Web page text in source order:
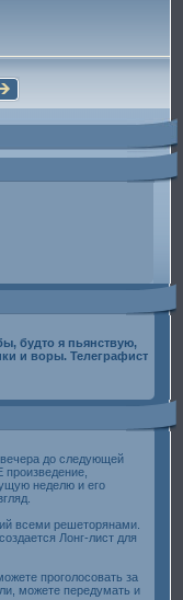
будто я пьянствую,
и воры. Телеграфист
до следующей
неделю и его
всеми решеторянами.
Лонг-лист для
проголосовать за
можете передумать и